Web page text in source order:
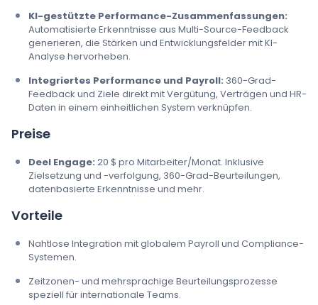
KI-gestützte Performance-Zusammenfassungen:
Automatisierte Erkenntnisse aus Multi-Source-Feedback
generieren, die Stärken und Entwicklungsfelder mit KI-
Analyse hervorheben.
Integriertes Performance und Payroll: 360-Grad-
Feedback und Ziele direkt mit Vergütung, Verträgen und HR-
Daten in einem einheitlichen System verknüpfen.
Preise
Deel Engage: 20 $ pro Mitarbeiter/Monat. Inklusive
Zielsetzung und -verfolgung, 360-Grad-Beurteilungen,
datenbasierte Erkenntnisse und mehr.
Vorteile
Nahtlose Integration mit globalem Payroll und Compliance-
Systemen.
Zeitzonen- und mehrsprachige Beurteilungsprozesse
speziell für internationale Teams.